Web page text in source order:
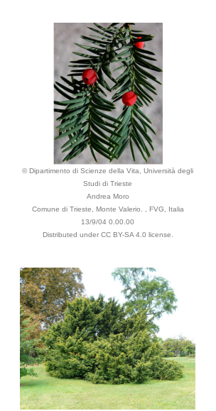
© Dipartimento di Scienze della Vita, Università degli
Studi di Trieste
Andrea Moro
Comune di Trieste, Monte Valerio. , FVG, Italia
13/9/04 0.00.00
Distributed under CC BY-SA 4.0 license.